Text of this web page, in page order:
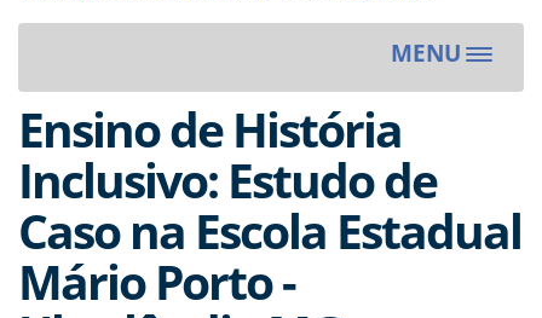
MENU
Toggle
Ensino de História
Inclusivo: Estudo de
Caso na Escola Estadual
Mário Porto -